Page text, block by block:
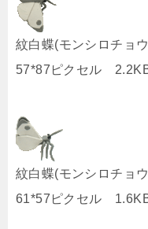
紋白蝶(モンシロチョ
57*87ピクセル
紋白蝶(モンシロチョ
61*57ピクセル